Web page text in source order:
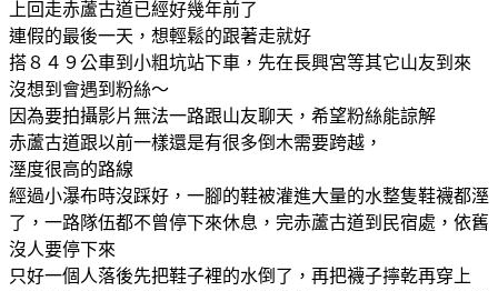
上回走赤蘆古道已經好幾年前了
連假的最後一天，想輕鬆的跟著走就好
搭８４９公車到小粗坑站下車，先在長興宮等其它山友到來
沒想到會遇到粉絲～
因為要拍攝影片無法一路跟山友聊天，希望粉絲能諒解
赤蘆古道跟以前一樣還是有很多倒木需要跨越，
溼度很高的路線
經過小瀑布時沒踩好，一腳的鞋被灌進大量的水整隻鞋襪都溼
了，一路隊伍都不曾停下來休息，完赤蘆古道到民宿處，依舊
沒人要停下來
只好一個人落後先把鞋子裡的水倒了，再把襪子擰乾再穿上